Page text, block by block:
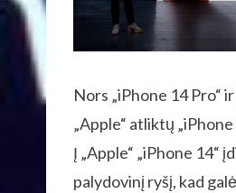
Nors „iPhone 14 Pro“
„Apple“ atliktų
Į „Apple“ „iPhone 14“
palydovinį ryšį, kad